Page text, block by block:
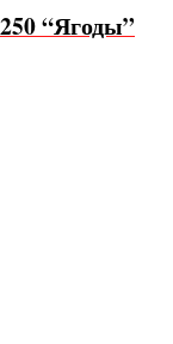
“Ягоды”